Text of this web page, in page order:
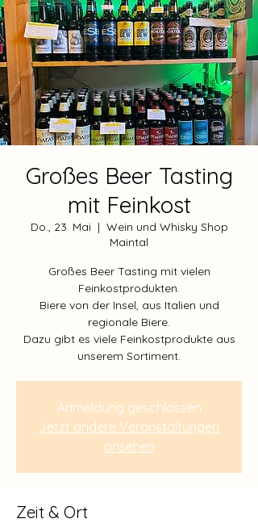
Großes Beer Tasting
mit Feinkost
Do., 23. Mai
  |
Wein und Whisky Shop
Maintal
Großes Beer Tasting mit vielen
Feinkostprodukten.
Biere von der Insel, aus Italien und
regionale Biere.
Dazu gibt es viele Feinkostprodukte aus
unserem Sortiment.
Anmeldung geschlossen
Jetzt andere Veranstaltungen
ansehen
Zeit & Ort